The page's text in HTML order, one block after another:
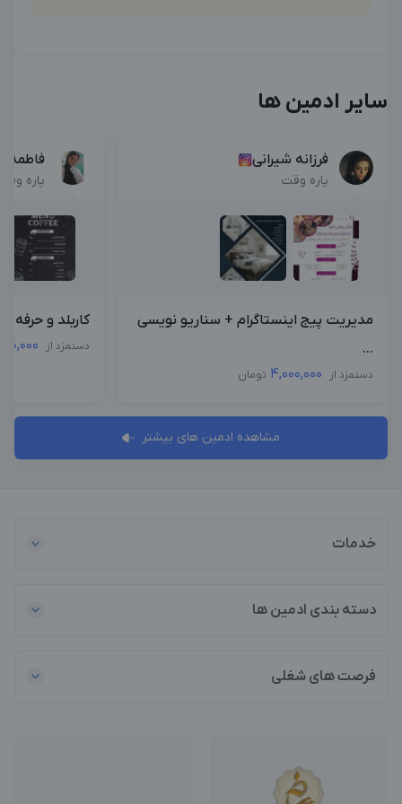
سایر ادمین ها
فرزانه شیرانی
پاره وقت
مدیریت پیج اینستاگرام + سناریو نویسی
...
دستمزد از 4,000,000 تومان
فاطمه
پاره
کاربلد و حرفه
دستمزد از
مشاهده ادمین های بیشتر
خدمات
دسته بندی ادمین ها
فرصت های شغلی